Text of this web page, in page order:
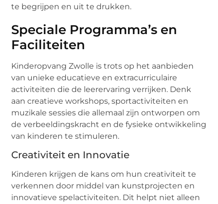
te begrijpen en uit te drukken.
Speciale Programma’s en
Faciliteiten
Kinderopvang Zwolle is trots op het aanbieden
van unieke educatieve en extracurriculaire
activiteiten die de leerervaring verrijken. Denk
aan creatieve workshops, sportactiviteiten en
muzikale sessies die allemaal zijn ontworpen om
de verbeeldingskracht en de fysieke ontwikkeling
van kinderen te stimuleren.
Creativiteit en Innovatie
Kinderen krijgen de kans om hun creativiteit te
verkennen door middel van kunstprojecten en
innovatieve spelactiviteiten. Dit helpt niet alleen